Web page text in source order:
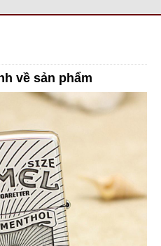
King Size Camel >còn được
gió ” nổi bật của một chiếc bật
lửa mạnh, độ an toàn cực
trong mọi hoạt động điều
Hệ thống đánh lửa của bật lửa
lửa mạnh và chính xác, đáp
an toàn khi tiếp xúc giúp bạn
túi. Bật lửa Zippo được thiết kế
liệu thép không rỉ với buồng
có thể hoạt động trong môi
bạn có thể để trước quạt
về sản phẩm